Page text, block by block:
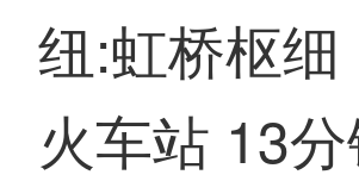
纽:虹桥枢
火车站 13